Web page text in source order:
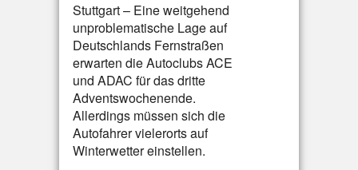
Stuttgart – Eine weitgehend
unproblematische Lage auf
Deutschlands Fernstraßen
erwarten die Autoclubs ACE
und ADAC für das dritte
Adventswochenende.
Allerdings müssen sich die
Autofahrer vielerorts auf
Winterwetter einstellen.